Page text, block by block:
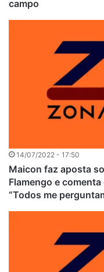
campo
14/07/2022 - 17:50
Maicon faz aposta
Flamengo e
“Todos me